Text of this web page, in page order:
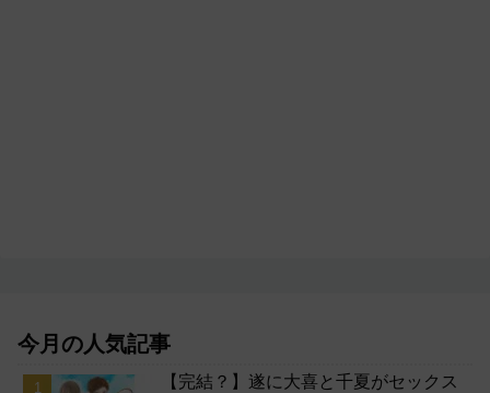
今月の人気記事
【完結？】遂に大喜と千夏がセックス